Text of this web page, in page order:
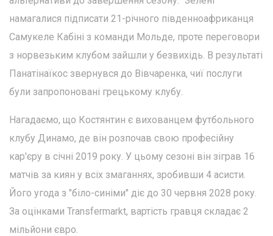
намагалися підписати 21-річного південноафриканця
Самукеле Кабіні з команди Мольде, проте переговори
з норвезьким клубом зайшли у безвихідь. В результаті
Панатінаїкос звернувся до Вівчаренка, чиї послуги
були запропоновані грецькому клубу.
Нагадаємо, що Костянтин є вихованцем футбольного
клубу Динамо, де він розпочав свою професійну
кар'єру в січні 2019 року. У цьому сезоні він зіграв 16
матчів за киян у всіх змаганнях, зробивши 4 асисти.
Його угода з "біло-синіми" діє до 30 червня 2028 року.
За оцінками Transfermarkt, вартість гравця складає 2
мільйони євро.